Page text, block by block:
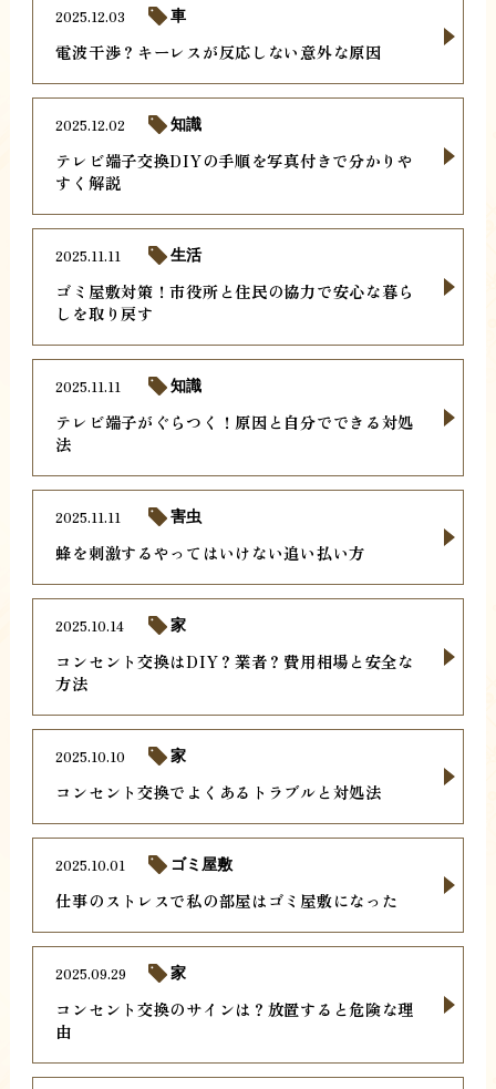
電波干渉？キーレスが反応しない意外な原因
2025.12.03 車
テレビ端子交換DIYの手順を写真付きで分かりや
すく解説
2025.12.02 知識
ゴミ屋敷対策！市役所と住民の協力で安心な暮ら
しを取り戻す
2025.11.11 生活
テレビ端子がぐらつく！原因と自分でできる対処
法
2025.11.11 知識
蜂を刺激するやってはいけない追い払い方
2025.11.11 害虫
コンセント交換はDIY？業者？費用相場と安全な
方法
2025.10.14 家
コンセント交換でよくあるトラブルと対処法
2025.10.10 家
仕事のストレスで私の部屋はゴミ屋敷になった
2025.10.01 ゴミ屋敷
コンセント交換のサインは？放置すると危険な理
由
2025.09.29 家